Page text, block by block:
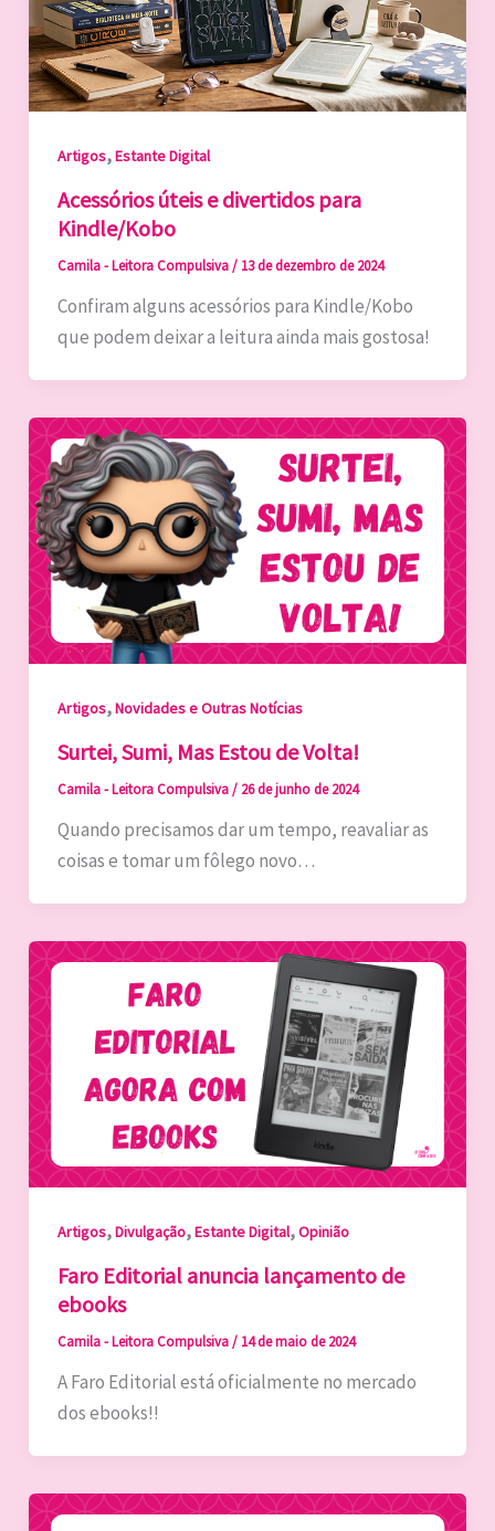
Artigos,Estante Digital
Acessórios úteis e divertidos para
Kindle/Kobo
Camila - Leitora Compulsiva/ 13 de dezembro de 2024
Confiram alguns acessórios para Kindle/Kobo
que podem deixar a leitura ainda mais gostosa!
Artigos,Novidades e Outras Notícias
Surtei, Sumi, Mas Estou de Volta!
Camila - Leitora Compulsiva/ 26 de junho de 2024
Quando precisamos dar um tempo, reavaliar as
coisas e tomar um fôlego novo…
Artigos,Divulgação,Estante Digital,Opinião
Faro Editorial anuncia lançamento de
ebooks
Camila - Leitora Compulsiva/ 14 de maio de 2024
A Faro Editorial está oficialmente no mercado
dos ebooks!!